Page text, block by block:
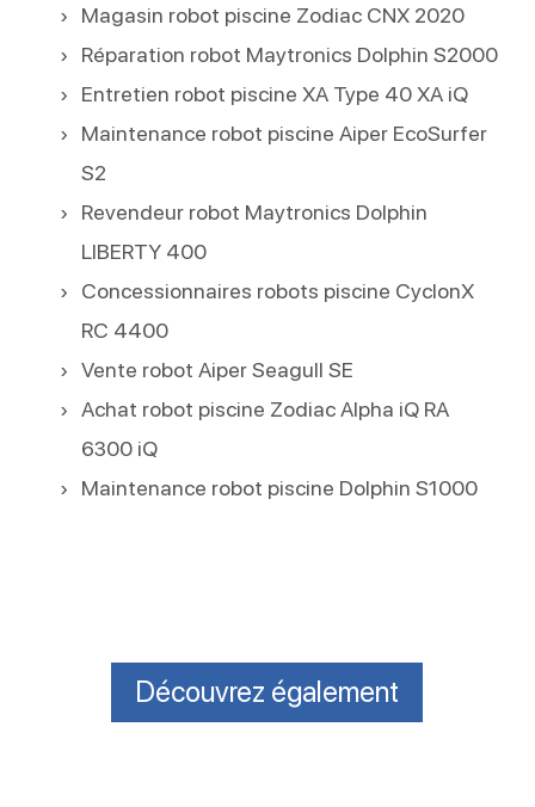
Magasin robot piscine Zodiac CNX 2020
Réparation robot Maytronics Dolphin S2000
Entretien robot piscine XA Type 40 XA iQ
Maintenance robot piscine Aiper EcoSurfer
S2
Revendeur robot Maytronics Dolphin
LIBERTY 400
Concessionnaires robots piscine CyclonX
RC 4400
Vente robot Aiper Seagull SE
Achat robot piscine Zodiac Alpha iQ RA
6300 iQ
Maintenance robot piscine Dolphin S1000
Découvrez également